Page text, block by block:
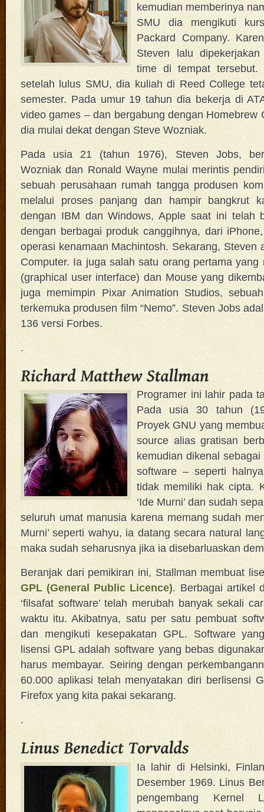
kemudian memberinya
SMU dia mengikuti
Packard Company.
Steven lalu
time di tempat
setelah lulus SMU, dia kuliah di Reed College
semester. Pada umur 19 tahun dia bekerja di
video games – dan bergabung dengan Homebrew
dia mulai dekat dengan Steve Wozniak.
Pada usia 21 (tahun 1976), Steven Jobs,
Wozniak dan Ronald Wayne mulai merintis
sebuah perusahaan rumah tangga produsen
melalui proses panjang dan hampir bangkrut
dengan IBM dan Windows, Apple saat ini telah
dengan berbagai produk canggihnya, dari
operasi kenamaan Machintosh. Sekarang, Steven
Computer. Ia juga salah satu orang pertama yang
(graphical user interface) dan Mouse yang
juga memimpin Pixar Animation Studios,
terkemuka produsen film “Nemo”. Steven Jobs
136 versi Forbes.
.
Programer ini lahir pada
Pada usia 30 tahun
Proyek GNU yang
source alias gratisan
kemudian dikenal
software – seperti
tidak memiliki hak cipta.
‘Ide Murni’ dan sudah
seluruh umat manusia karena memang sudah
Murni’ seperti wahyu, ia datang secara natural
maka sudah seharusnya jika ia disebarluaskan
Beranjak dari pemikiran ini, Stallman membuat
GPL (General Public Licence). Berbagai artikel
‘filsafat software’ telah merubah banyak sekali
waktu itu. Akibatnya, satu per satu pembuat
dan mengikuti kesepakatan GPL. Software
lisensi GPL adalah software yang bebas
harus membayar. Seiring dengan
60.000 aplikasi telah menyatakan diri berlisensi
Firefox yang kita pakai sekarang.
.
Ia lahir di Helsinki,
Desember 1969. Linus
pengembang Kernel